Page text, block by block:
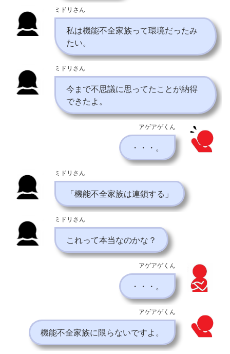
ミドリさん
私は機能不全家族って環境だったみ
たい。
ミドリさん
今まで不思議に思ってたことが納得
できたよ。
アゲアゲくん
・・・。
ミドリさん
「機能不全家族は連鎖する」
ミドリさん
これって本当なのかな？
アゲアゲくん
・・・。
アゲアゲくん
機能不全家族に限らないですよ。